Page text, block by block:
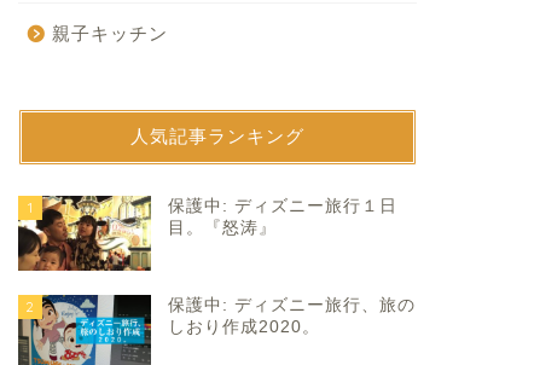
子育て
親子キッチン
人気記事ランキング
1
保護中: ディズニー旅行１日
目。『怒涛』
2
保護中: ディズニー旅行、旅の
しおり作成2020。